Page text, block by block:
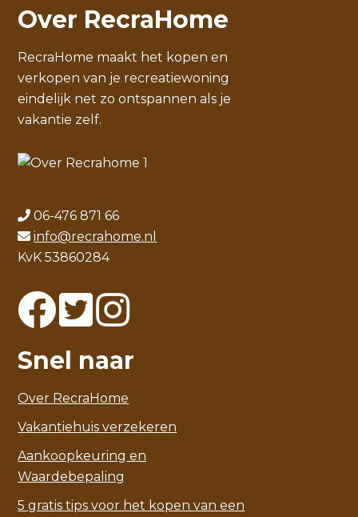
Over RecraHome
RecraHome maakt het kopen en
verkopen van je recreatiewoning
eindelijk net zo ontspannen als je
vakantie zelf.
06-476 871 66
info@recrahome.nl
KvK 53860284
Snel naar
Over RecraHome
Vakantiehuis verzekeren
Aankoopkeuring en
Waardebepaling
5 gratis tips voor het kopen van een